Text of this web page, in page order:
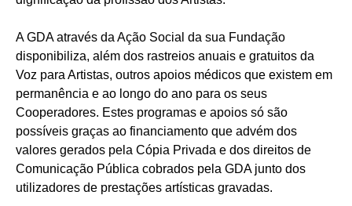
A GDA através da Ação Social da sua Fundação
disponibiliza, além dos rastreios anuais e gratuitos da
Voz para Artistas, outros apoios médicos que existem em
permanência e ao longo do ano para os seus
Cooperadores. Estes programas e apoios só são
possíveis graças ao financiamento que advém dos
valores gerados pela Cópia Privada e dos direitos de
Comunicação Pública cobrados pela GDA junto dos
utilizadores de prestações artísticas gravadas.